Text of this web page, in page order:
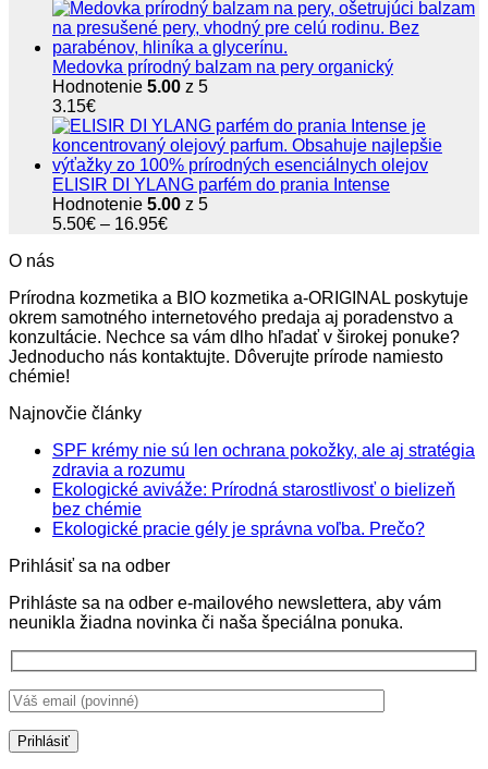
Medovka prírodný balzam na pery organický
Hodnotenie 5.00 z 5
3.15€
ELISIR DI YLANG parfém do prania Intense
Hodnotenie 5.00 z 5
5.50€ – 16.95€Price
16.95€
O nás
Prírodna kozmetika a BIO kozmetika a-ORIGINAL poskytuje
okrem samotného internetového predaja aj poradenstvo a
konzultácie. Nechce sa vám dlho hľadať v širokej ponuke?
Jednoducho nás kontaktujte. Dôverujte prírode namiesto
chémie!
Najnovčie články
SPF krémy nie sú len ochrana pokožky, ale aj stratégia
zdravia a rozumu
komentáre
SPF
len
ochrana
Ekologické aviváže: Prírodná starostlivosť o bielizeň
bez chémieŽiadne
komentáre
Ekologické
Prírodná
starostlivosť
Ekologické pracie gély je správna voľba. Prečo?Žiadne
pracie
Prihlásiť sa na odber
Prihláste sa na odber e-mailového newslettera, aby vám
neunikla žiadna novinka či naša špeciálna ponuka.